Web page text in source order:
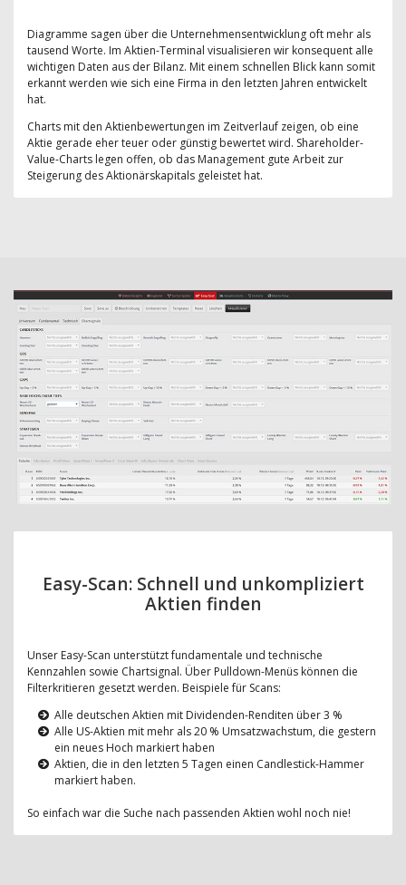
Diagramme sagen über die Unternehmensentwicklung oft mehr als
tausend Worte. Im Aktien-Terminal visualisieren wir konsequent alle
wichtigen Daten aus der Bilanz. Mit einem schnellen Blick kann somit
erkannt werden wie sich eine Firma in den letzten Jahren entwickelt
hat.
Charts mit den Aktienbewertungen im Zeitverlauf zeigen, ob eine
Aktie gerade eher teuer oder günstig bewertet wird. Shareholder-
Value-Charts legen offen, ob das Management gute Arbeit zur
Steigerung des Aktionärskapitals geleistet hat.
Easy-Scan: Schnell und unkompliziert
Aktien finden
Unser Easy-Scan unterstützt fundamentale und technische
Kennzahlen sowie Chartsignal. Über Pulldown-Menüs können die
Filterkritieren gesetzt werden. Beispiele für Scans:
Alle deutschen Aktien mit Dividenden-Renditen über 3 %
Alle US-Aktien mit mehr als 20 % Umsatzwachstum, die gestern
ein neues Hoch markiert haben
Aktien, die in den letzten 5 Tagen einen Candlestick-Hammer
markiert haben.
So einfach war die Suche nach passenden Aktien wohl noch nie!